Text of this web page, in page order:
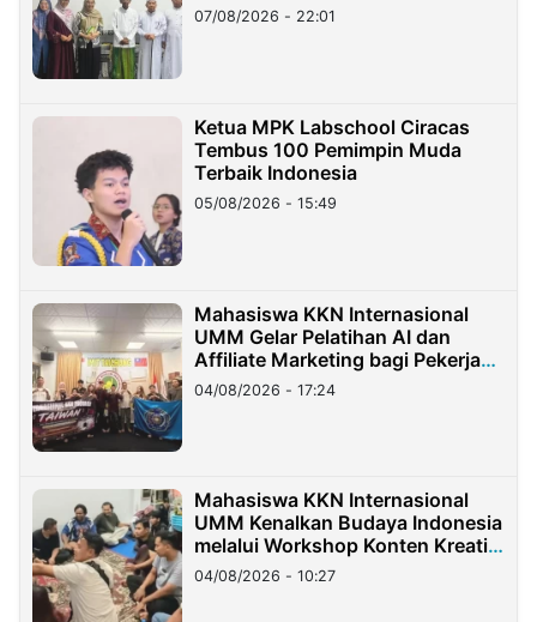
07/08/2026 - 22:01
Ketua MPK Labschool Ciracas
Tembus 100 Pemimpin Muda
Terbaik Indonesia
05/08/2026 - 15:49
Mahasiswa KKN Internasional
UMM Gelar Pelatihan AI dan
Affiliate Marketing bagi Pekerja
Migran Indonesia di Taiwan
04/08/2026 - 17:24
Mahasiswa KKN Internasional
UMM Kenalkan Budaya Indonesia
melalui Workshop Konten Kreatif
di Taiwan
04/08/2026 - 10:27